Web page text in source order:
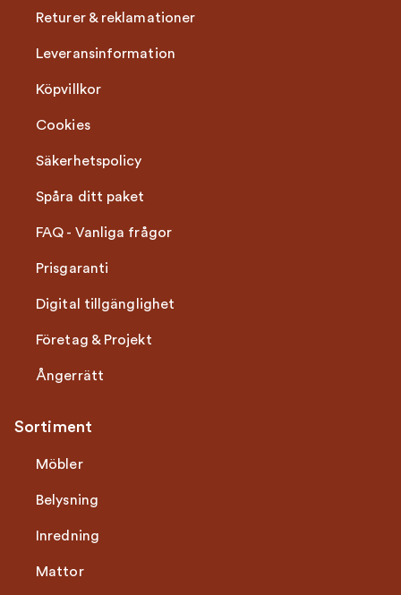
Returer & reklamationer
Leveransinformation
Köpvillkor
Cookies
Säkerhetspolicy
Spåra ditt paket
FAQ - Vanliga frågor
Prisgaranti
Digital tillgänglighet
Företag & Projekt
Ångerrätt
Sortiment
Möbler
Belysning
Inredning
Mattor